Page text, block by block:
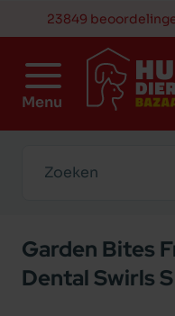
23849
Menu
Garden Bites
Dental Swirls